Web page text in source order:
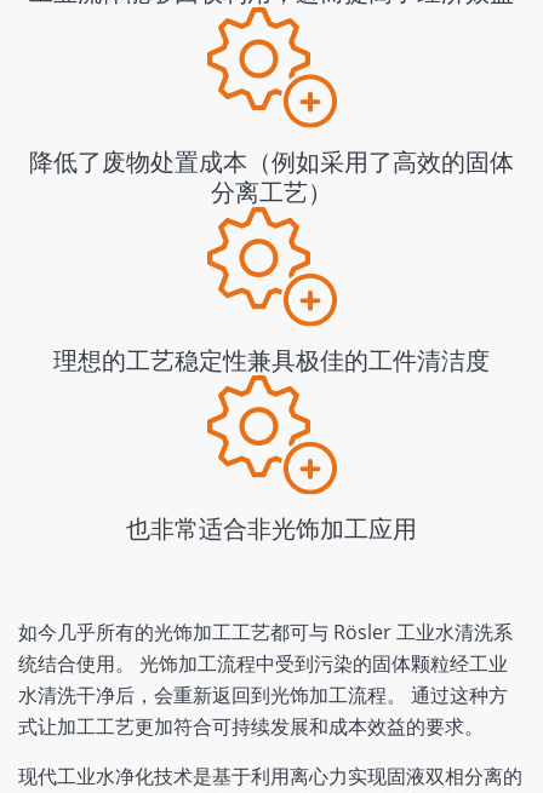
降低了废物处置成本（例如采用了高效的固体
分离工艺）
理想的工艺稳定性兼具极佳的工件清洁度
也非常适合非光饰加工应用
如今几乎所有的光饰加工工艺都可与 Rösler 工业水清洗系
统结合使用。 光饰加工流程中受到污染的固体颗粒经工业
水清洗干净后，会重新返回到光饰加工流程。 通过这种方
式让加工工艺更加符合可持续发展和成本效益的要求。
现代工业水净化技术是基于利用离心力实现固液双相分离的